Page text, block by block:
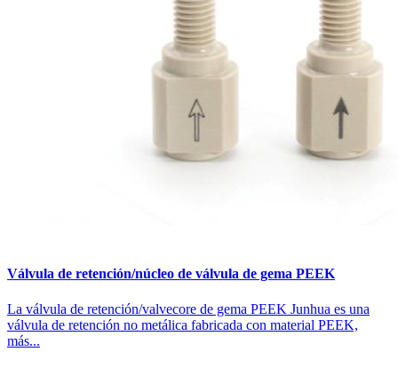
Válvula de retención/núcleo de válvula de gema PEEK
La válvula de retención/valvecore de gema PEEK Junhua es una
válvula de retención no metálica fabricada con material PEEK,
más...